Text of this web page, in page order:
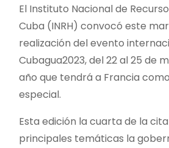
El Instituto Nacional de
Cuba (INRH) convocó este
realización del evento
Cubagua2023, del 22 al 25 de
año que tendrá a Francia
especial.
Esta edición la cuarta de la
principales temáticas la